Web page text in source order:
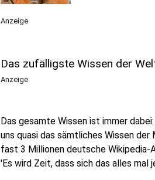
Anzeige
Das zufälligste Wissen der
Anzeige
Das gesamte Wissen ist immer
uns quasi das sämtliches Wissen
fast 3 Millionen deutsche Wikipedia-
'Es wird Zeit, dass sich das alles mal